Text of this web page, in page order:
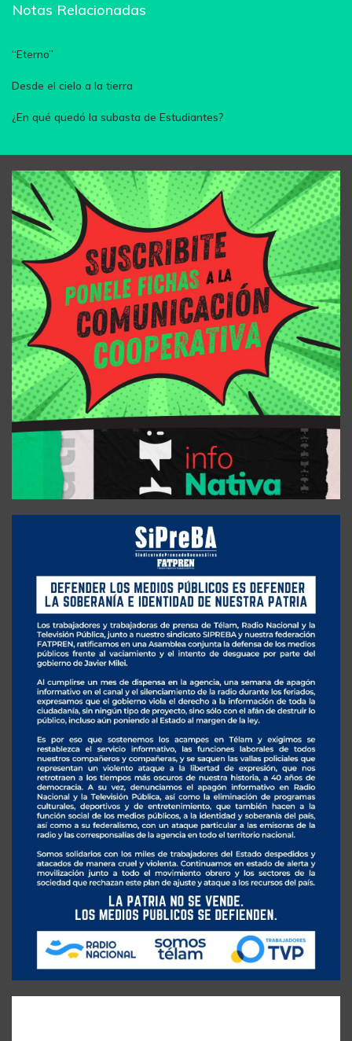
Notas Relacionadas
“Eterno”
Desde el cielo a la tierra
¿En qué quedó la subasta de Estudiantes?